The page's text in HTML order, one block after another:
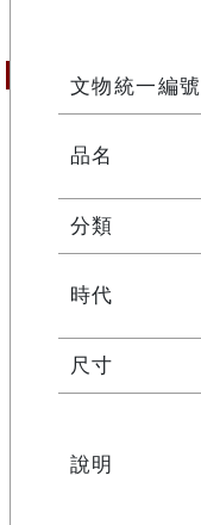
文物統一編號
品名
分類
時代
尺寸
說明